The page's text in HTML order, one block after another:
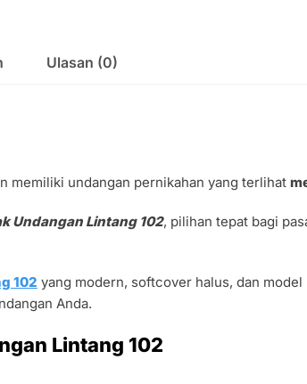
Ulasan (0)
memiliki undangan pernikahan yang terlihat
Undangan Lintang 102, pilihan tepat bagi
102 yang modern, softcover halus, dan
Anda.
Lintang 102